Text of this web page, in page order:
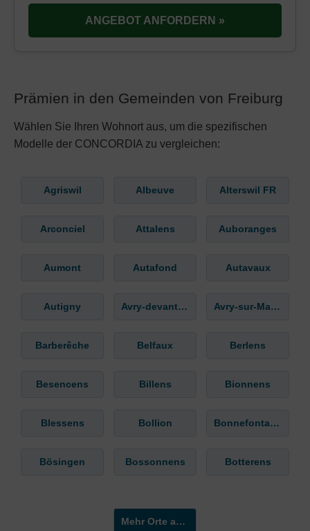
ANGEBOT ANFORDERN »
Prämien in den Gemeinden von Freiburg
Wählen Sie Ihren Wohnort aus, um die spezifischen
Modelle der CONCORDIA zu vergleichen:
Agriswil Albeuve Alterswil FR
Arconciel Attalens Auboranges
Aumont Autafond Autavaux
Autigny Avry-devant-Pont Avry-sur-Matran
Barberêche Belfaux Berlens
Besencens Billens Bionnens
Blessens Bollion Bonnefontaine
Bösingen Bossonnens Botterens
Mehr Orte anzeigen »